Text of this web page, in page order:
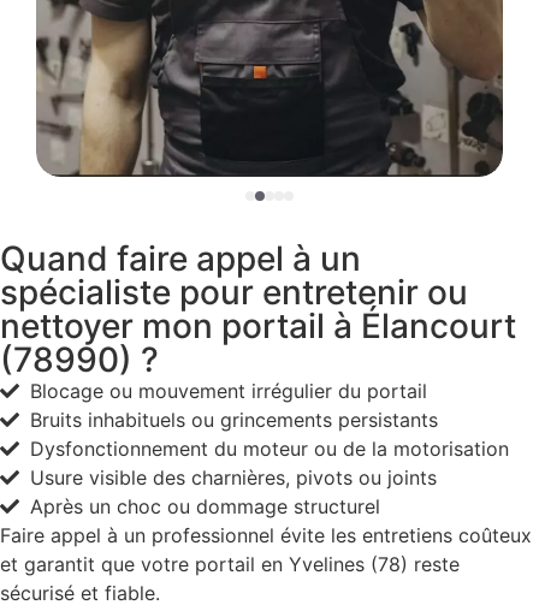
Quand faire appel à un
spécialiste pour entretenir ou
nettoyer mon portail à Élancourt
(78990) ?
Blocage ou mouvement irrégulier du portail
Bruits inhabituels ou grincements persistants
Dysfonctionnement du moteur ou de la motorisation
Usure visible des charnières, pivots ou joints
Après un choc ou dommage structurel
Faire appel à un professionnel évite les entretiens coûteux
et garantit que votre portail en Yvelines (78) reste
sécurisé et fiable.